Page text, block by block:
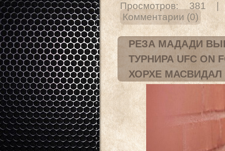
Просмотров: 381
Комментарии (0)
РЕЗА МАДАДИ
ТУРНИРА UFC ON
ХОРХЕ МАСВИДАЛ